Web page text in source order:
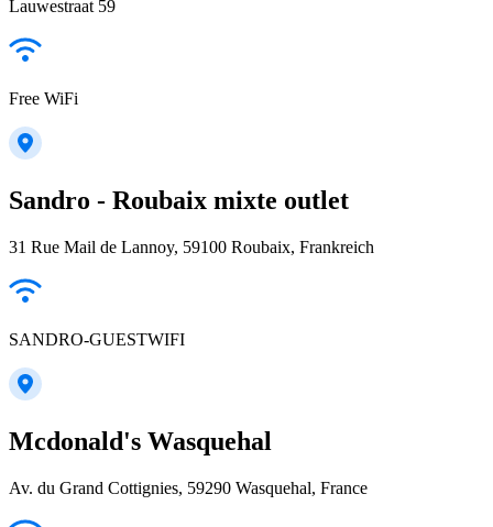
Lauwestraat 59
Free WiFi
Sandro - Roubaix mixte outlet
31 Rue Mail de Lannoy, 59100 Roubaix, Frankreich
SANDRO-GUESTWIFI
Mcdonald's Wasquehal
Av. du Grand Cottignies, 59290 Wasquehal, France